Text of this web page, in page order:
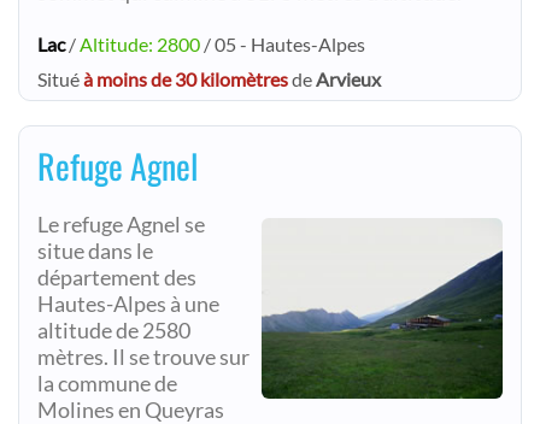
Lac/Altitude: 2800 / 05 - Hautes-Alpes
Situéà moins de 30 kilomètresdeArvieux
Refuge Agnel
Le refuge Agnel se
situe dans le
département des
Hautes-Alpes à une
altitude de 2580
mètres. Il se trouve sur
la commune de
Molines en Queyras